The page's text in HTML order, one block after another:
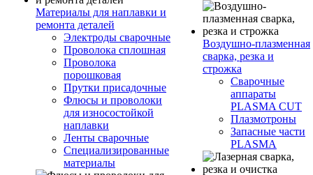
Материалы для наплавки и
ремонта деталей
Электроды сварочные
Проволока сплошная
Проволока
порошковая
Прутки присадочные
Флюсы и проволоки
для износостойкой
наплавки
Ленты сварочные
Специализированные
материалы
Воздушно-плазменная
сварка, резка и
строжка
Сварочные
аппараты
PLASMA CUT
Плазмотроны
Запасные части
PLASMA